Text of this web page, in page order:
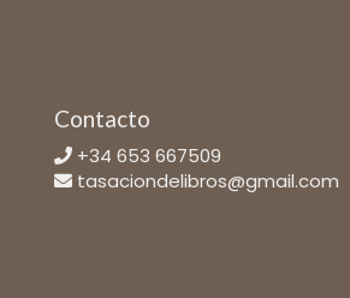
Contacto
+34 653 667509
tasaciondelibros@gmail.com